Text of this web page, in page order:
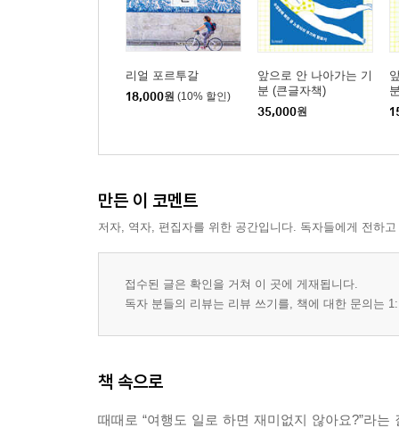
리얼 포르투갈
18,000원 (10% 할인)
앞으로 안 나아가는 기
분 (큰글자책)
35,000원
만든 이 코멘트
저자, 역자, 편집자를 위한 공간입니다. 독자들에게 전하
접수된 글은 확인을 거쳐 이 곳에 게재됩니다.
독자 분들의 리뷰는 리뷰 쓰기를, 책에 대한 문의는
책 속으로
때때로 “여행도 일로 하면 재미없지 않아요?”라